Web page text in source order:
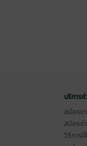
บริการ
สมัครข
สมัครอ่
วิธีการใ